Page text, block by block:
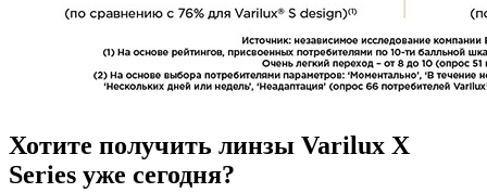
Хотите получить линзы Varilux X
Series уже сегодня?